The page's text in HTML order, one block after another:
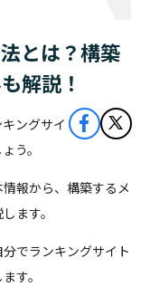
とは？構築
解説！
ングサイ
う。
報から、構築するメ
ます。
でランキングサイト
す。